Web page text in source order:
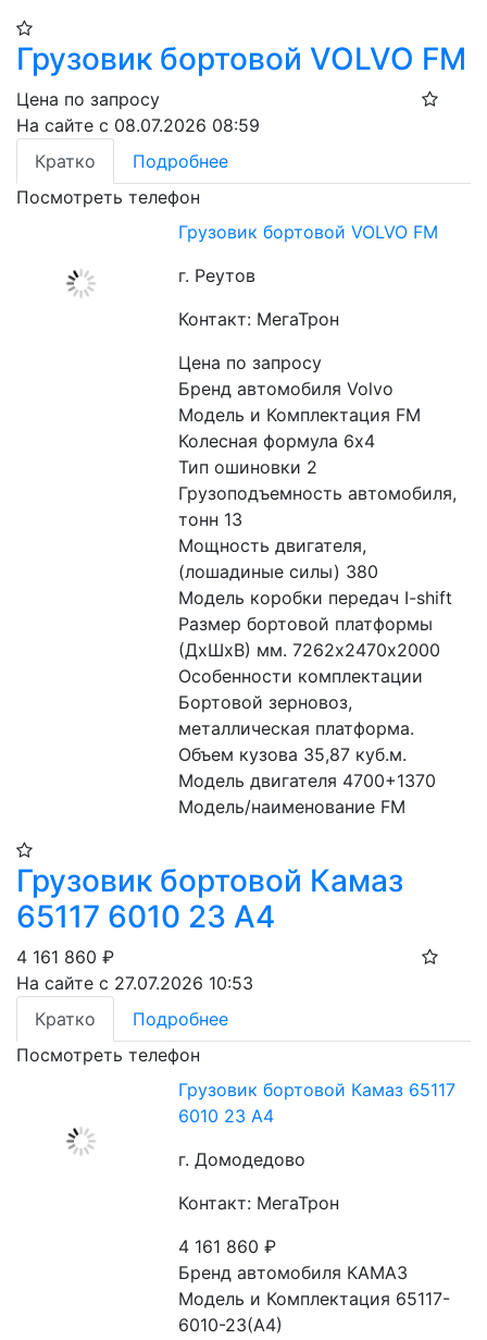
Грузовик бортовой VOLVO FM
Цена по запросу
На сайте с 08.07.2026 08:59
Кратко
Подробнее
Посмотреть телефон
Грузовик бортовой VOLVO FM
г. Реутов
Контакт: МегаТрон
Цена по запросу
Бренд автомобиля Volvo
Модель и Комплектация FM
Колесная формула 6x4
Тип ошиновки 2
Грузоподъемность автомобиля,
тонн 13
Мощность двигателя,
(лошадиные силы) 380
Модель коробки передач I-shift
Размер бортовой платформы
(ДхШхВ) мм. 7262х2470х2000
Особенности комплектации
Бортовой зерновоз,
металлическая платформа.
Объем кузова 35,87 куб.м.
Модель двигателя 4700+1370
Модель/наименование FM
Грузовик бортовой Камаз
65117 6010 23 А4
4 161 860 ₽
На сайте с 27.07.2026 10:53
Кратко
Подробнее
Посмотреть телефон
Грузовик бортовой Камаз 65117
6010 23 А4
г. Домодедово
Контакт: МегаТрон
4 161 860₽
Бренд автомобиля КАМАЗ
Модель и Комплектация 65117-
6010-23(А4)